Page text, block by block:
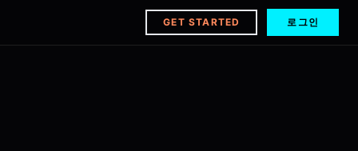
GET STARTED 로그인